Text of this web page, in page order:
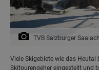
TVB Salzburger
Viele Skigebiete wie das
Skitourengeher eingestellt und